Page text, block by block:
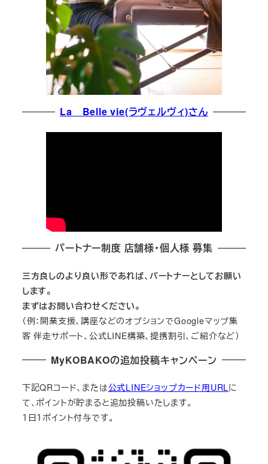
La Belle vie(ラヴェルヴィ)さん
パートナー制度 店舗様・個人様 募集
三方良しのより良い形であれば、パートナーとしてお願い
します。
まずはお問い合わせください。
（例：開業支援、講座などのオプションでGoogleマップ集
客 伴走サポート、公式LINE構築、提携割引、ご紹介など）
MyKOBAKOの追加投稿キャンペーン
下記QRコード、または公式LINEショップカード用URLに
て、ポイントが貯まると追加投稿いたします。
１日１ポイント付与です。